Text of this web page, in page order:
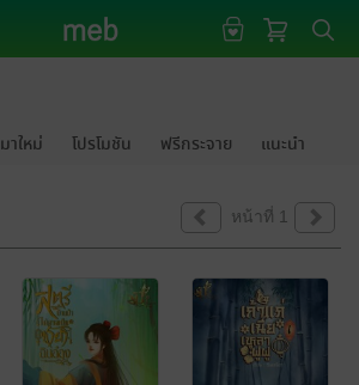
มาใหม่ โปรโมชัน ฟรีกระจาย แนะนำ
หน้าที่ 1